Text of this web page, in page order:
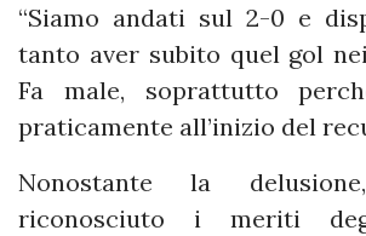
“Siamo andati sul 2-0 e
tanto aver subito quel gol
Fa male, soprattutto
praticamente all’inizio del
Nonostante la
riconosciuto i meriti